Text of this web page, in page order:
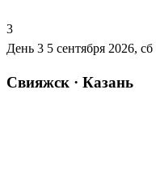
3
День 3 5 сентября 2026, сб
Свияжск · Казань